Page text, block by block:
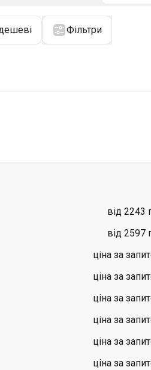
Фільтри
від 2243
від 2597
ціна за
ціна за
ціна за
ціна за
ціна за
ціна за